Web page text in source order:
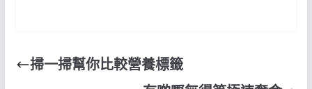
掃一掃幫你比較營養標籤